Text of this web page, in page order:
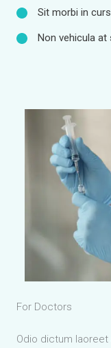
Sit morbi in
Non vehicula at
For Doctors
Odio dictum